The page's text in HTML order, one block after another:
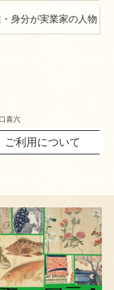
身分が実業家の人物
喜六
ご利用について